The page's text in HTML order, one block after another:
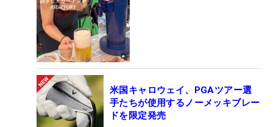
米国キャロウェイ、PGAツアー選
手たちが使用するノーメッキブレー
ドを限定発売